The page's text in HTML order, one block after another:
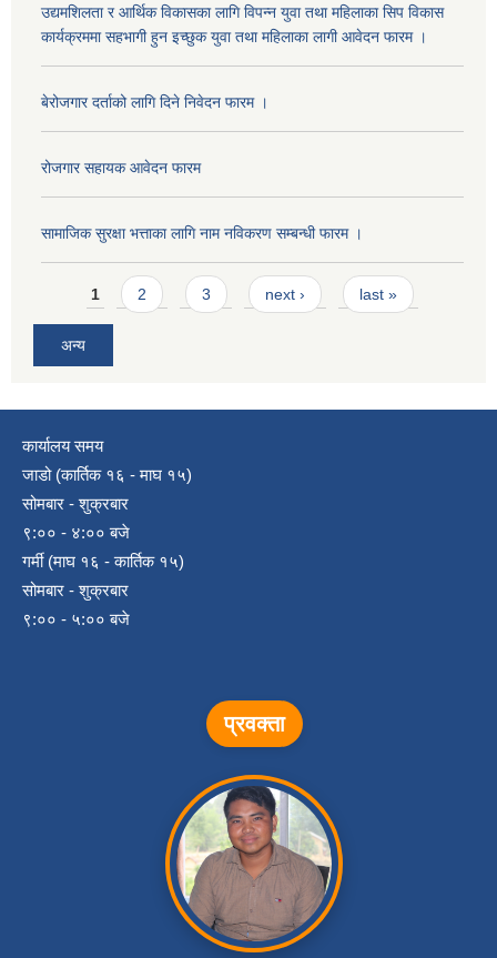
उद्यमशिलता र आर्थिक विकासका लागि विपन्न युवा तथा महिलाका सिप विकास
कार्यक्रममा सहभागी हुन इच्छुक युवा तथा महिलाका लागी आवेदन फारम ।
बेरोजगार दर्ताको लागि दिने निवेदन फारम ।
रोजगार सहायक आवेदन फारम
सामाजिक सुरक्षा भत्ताका लागि नाम नविकरण सम्बन्धी फारम ।
Pages
1 2 3 next › last »
अन्य
कार्यालय समय
जाडो (कार्तिक १६ - माघ १५)
सोमबार - शुक्रबार
९:०० - ४:०० बजे
गर्मी (माघ १६ - कार्तिक १५)
सोमबार - शुक्रबार
९:०० - ५:०० बजे
प्रवक्ता